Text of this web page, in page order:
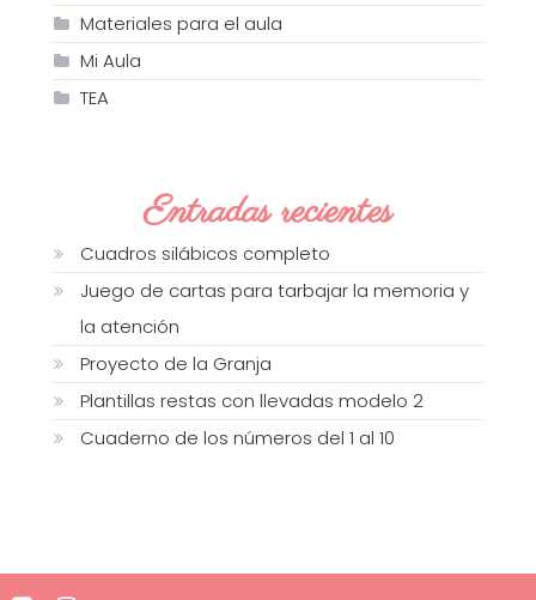
Materiales para el aula
Mi Aula
TEA
Entradas recientes
Cuadros silábicos completo
Juego de cartas para tarbajar la memoria y
la atención
Proyecto de la Granja
Plantillas restas con llevadas modelo 2
Cuaderno de los números del 1 al 10